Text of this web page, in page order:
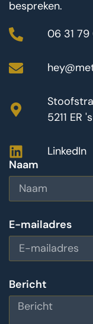
bespreken.
06 31 79
5211 ER
LinkedIn
Naam
E-mailadres
Bericht